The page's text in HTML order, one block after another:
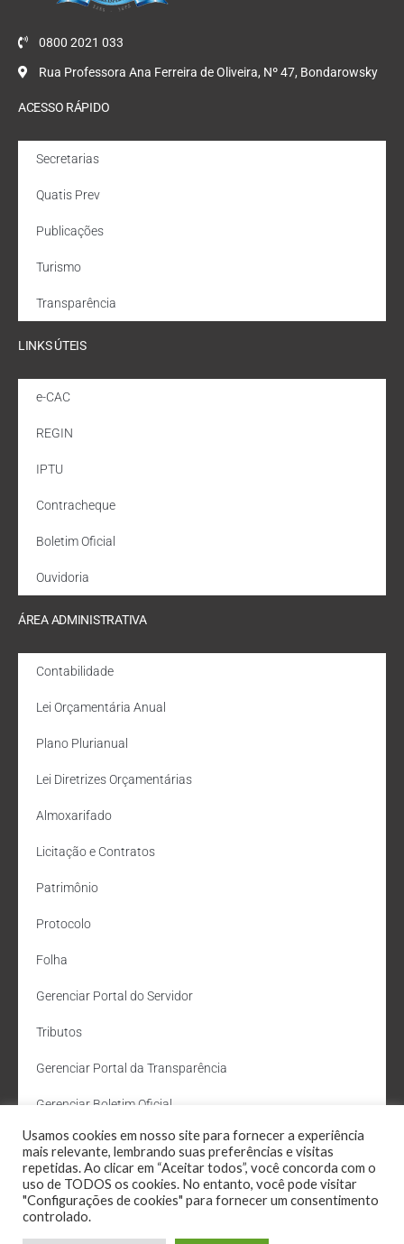
0800 2021 033
Rua Professora Ana Ferreira de Oliveira, Nº 47, Bondarowsky
ACESSO RÁPIDO
Secretarias
Quatis Prev
Publicações
Turismo
Transparência
LINKS ÚTEIS
e-CAC
REGIN
IPTU
Contracheque
Boletim Oficial
Ouvidoria
ÁREA ADMINISTRATIVA
Contabilidade
Lei Orçamentária Anual
Plano Plurianual
Lei Diretrizes Orçamentárias
Almoxarifado
Licitação e Contratos
Patrimônio
Protocolo
Folha
Gerenciar Portal do Servidor
Tributos
Gerenciar Portal da Transparência
Gerenciar Boletim Oficial
Departamento de Água e Esgoto
Administração Site
Webmail
Usamos cookies em nosso site para fornecer a experiência
mais relevante, lembrando suas preferências e visitas
repetidas. Ao clicar em “Aceitar todos”, você concorda com o
uso de TODOS os cookies. No entanto, você pode visitar
"Configurações de cookies" para fornecer um consentimento
controlado.